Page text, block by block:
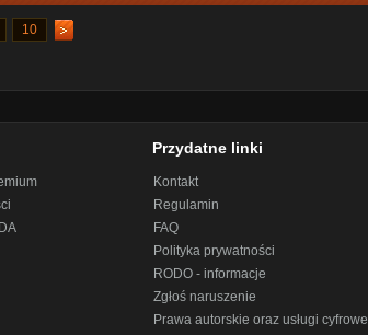
10
Przydatne linki
Kontakt
Regulamin
FAQ
Polityka prywatności
RODO - informacje
Zgłoś naruszenie
Prawa autorskie oraz usługi cyfrowe